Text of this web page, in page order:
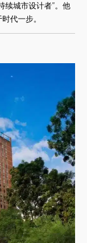
续城市设计者”。他
代一步。